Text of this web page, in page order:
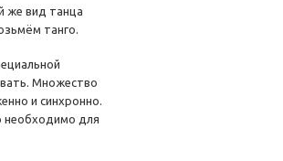
же вид танца
танго.
Множество
и синхронно.
необходимо для